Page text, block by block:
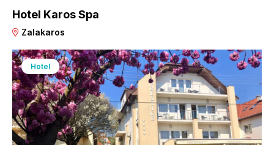
Hotel Karos Spa
Zalakaros
Hotel